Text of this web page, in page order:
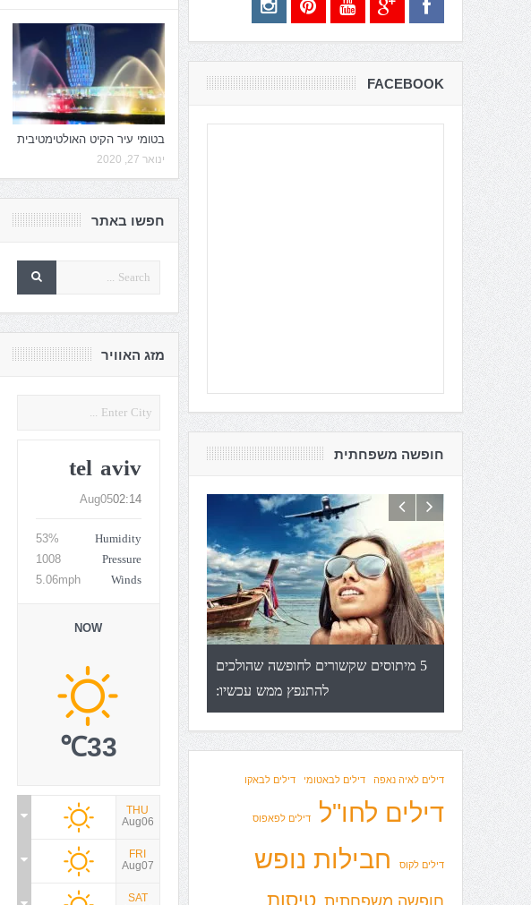
בטומי עיר הקיט האולטימטיבית
ינואר 27, 2020
חפשו באתר
מזג האוויר
tel aviv
Aug0502:14
Humidity
53%
Pressure
1008
Winds
5.06mph
NOW
33℃
THU
Aug06
FRI
Aug07
SAT
FACEBOOK
חופשה משפחתית
5 מיתוסים שקשורים לחופשה שהולכים
להתנפץ ממש עכשיו:
איך מוצאים טיסות זולות שלא דורשות
משכנתא- המדריך המלא:
דילים לאיה נאפה דילים לבאטומי דילים לבאקו
דילים לחו"ל דילים לפאפוס
דילים לקוס חבילות נופש
חופשה משפחתית טיסות